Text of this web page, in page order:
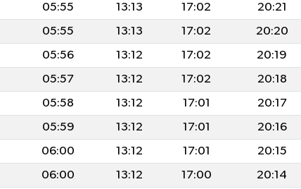
05:55 13:13 17:02 20:21
05:55 13:13 17:02 20:20
05:56 13:12 17:02 20:19
05:57 13:12 17:02 20:18
05:58 13:12 17:01 20:17
05:59 13:12 17:01 20:16
06:00 13:12 17:01 20:15
06:00 13:12 17:00 20:14